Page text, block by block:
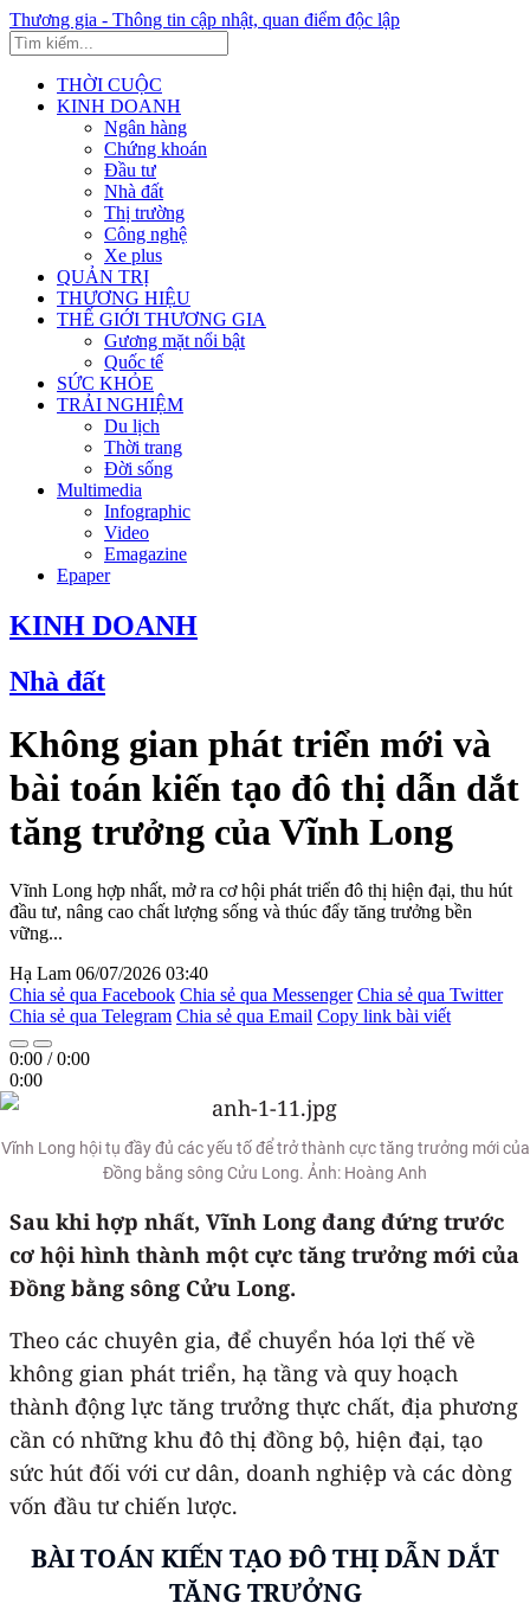
Thương gia - Thông tin cập nhật, quan điểm độc lập
THỜI CUỘC
KINH DOANH
Ngân hàng
Chứng khoán
Đầu tư
Nhà đất
Thị trường
Công nghệ
Xe plus
QUẢN TRỊ
THƯƠNG HIỆU
THẾ GIỚI THƯƠNG GIA
Gương mặt nổi bật
Quốc tế
SỨC KHỎE
TRẢI NGHIỆM
Du lịch
Thời trang
Đời sống
Multimedia
Infographic
Video
Emagazine
Epaper
KINH DOANH
Nhà đất
Không gian phát triển mới và
bài toán kiến tạo đô thị dẫn dắt
tăng trưởng của Vĩnh Long
Vĩnh Long hợp nhất, mở ra cơ hội phát triển đô thị hiện đại, thu hút
đầu tư, nâng cao chất lượng sống và thúc đẩy tăng trưởng bền
vững...
Hạ Lam 06/07/2026 03:40
Chia sẻ qua Facebook Chia sẻ qua Messenger Chia sẻ qua Twitter
Chia sẻ qua Telegram Chia sẻ qua Email Copy link bài viết
0:00 /0:00
0:00
Vĩnh Long hội tụ đầy đủ các yếu tố để trở thành cực tăng trưởng mới của
Đồng bằng sông Cửu Long. Ảnh: Hoàng Anh
Sau khi hợp nhất, Vĩnh Long đang đứng trước
cơ hội hình thành một cực tăng trưởng mới của
Đồng bằng sông Cửu Long.
Theo các chuyên gia, để chuyển hóa lợi thế về
không gian phát triển, hạ tầng và quy hoạch
thành động lực tăng trưởng thực chất, địa phương
cần có những khu đô thị đồng bộ, hiện đại, tạo
sức hút đối với cư dân, doanh nghiệp và các dòng
vốn đầu tư chiến lược.
BÀI TOÁN KIẾN TẠO ĐÔ THỊ DẪN DẮT
TĂNG TRƯỞNG